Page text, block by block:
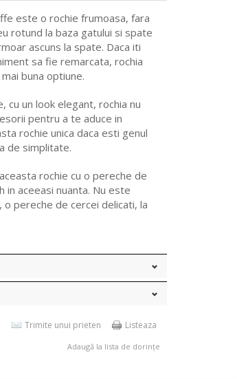
este o rochie frumoasa, fara
rotund la baza gatului si spate
ascuns la spate. Daca iti
sa fie remarcata, rochia
buna optiune.
cu un look elegant, rochia nu
pentru a te aduce in
rochie unica daca esti genul
de simplitate.
rochie cu o pereche de
in aceeasi nuanta. Nu este
pereche de cercei delicati, la
Trimite unui prieten Listeaza
Adaugă la lista de dorințe